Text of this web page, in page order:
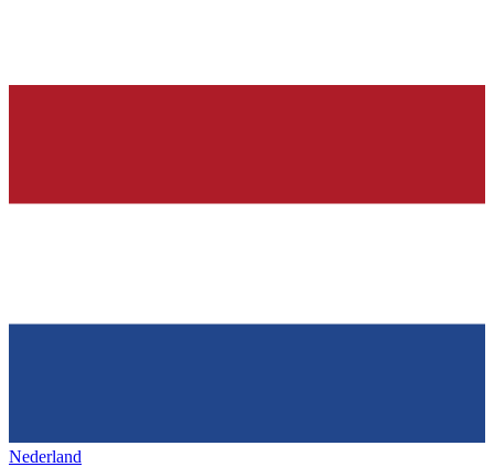
Nederland